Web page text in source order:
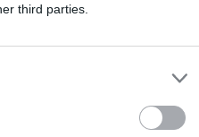
third parties.
Brussels
record
et
et